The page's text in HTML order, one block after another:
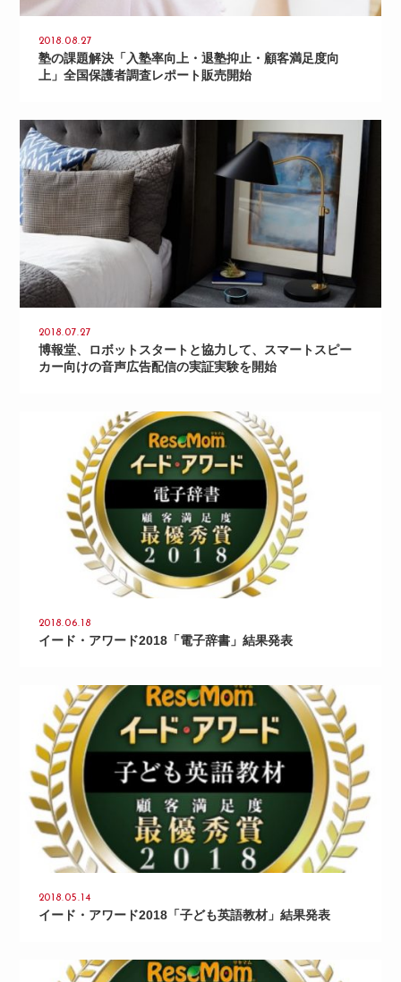
2018.08.27
塾の課題解決「入塾率向上・退塾抑止・顧客満足度向
上」全国保護者調査レポート販売開始
2018.07.27
博報堂、ロボットスタートと協力して、スマートスピー
カー向けの音声広告配信の実証実験を開始
2018.06.18
イード・アワード2018「電子辞書」結果発表
2018.05.14
イード・アワード2018「子ども英語教材」結果発表